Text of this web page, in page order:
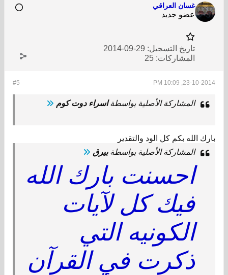
غسان العراقي
عضو جديد
تاريخ التسجيل: 29-09-2014
المشاركات: 25
#5 23-10-2014, 10:09 PM
المشاركة الأصلية بواسطةاسراء دوت كوم
بارك الله بكم كل الود والتقدير
المشاركة الأصلية بواسطةبيرق
احسنت بارك الله
فيك كل لآيات
الكونيه التي
ذكرت في القرآن